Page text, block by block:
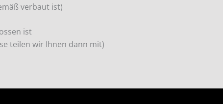
verbaut ist)
ist
teilen wir Ihnen dann mit)